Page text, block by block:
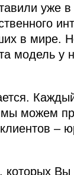
уже
в мире.
модель у
можем
–
Вы